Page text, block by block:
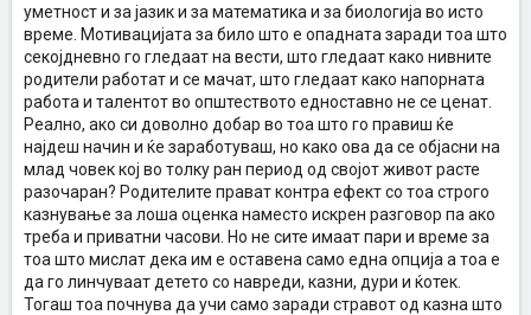
уметност и за јазик и за математика и за биологија во исто
време. Мотивацијата за било што е опадната заради тоа што
секојдневно го гледаат на вести, што гледаат како нивните
родители работат и се мачат, што гледаат како напорната
работа и талентот во општеството едноставно не се ценат.
Реално, ако си доволно добар во тоа што го правиш ќе
најдеш начин и ќе заработуваш, но како ова да се објасни на
млад човек кој во толку ран период од својот живот расте
разочаран? Родителите прават контра ефект со тоа строго
казнување за лоша оценка наместо искрен разговор па ако
треба и приватни часови. Но не сите имаат пари и време за
тоа што мислат дека им е оставена само една опција а тоа е
да го линчуваат детето со навреди, казни, дури и ќотек.
Тогаш тоа почнува да учи само заради стравот од казна што